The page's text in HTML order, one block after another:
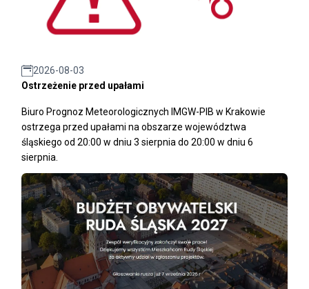
2026-08-03
Ostrzeżenie przed upałami
Biuro Prognoz Meteorologicznych IMGW-PIB w Krakowie
ostrzega przed upałami na obszarze województwa
śląskiego od 20:00 w dniu 3 sierpnia do 20:00 w dniu 6
sierpnia.